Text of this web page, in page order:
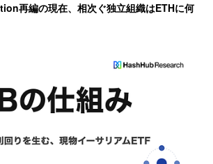
再編の現在、相次ぐ独立組織はETHに何